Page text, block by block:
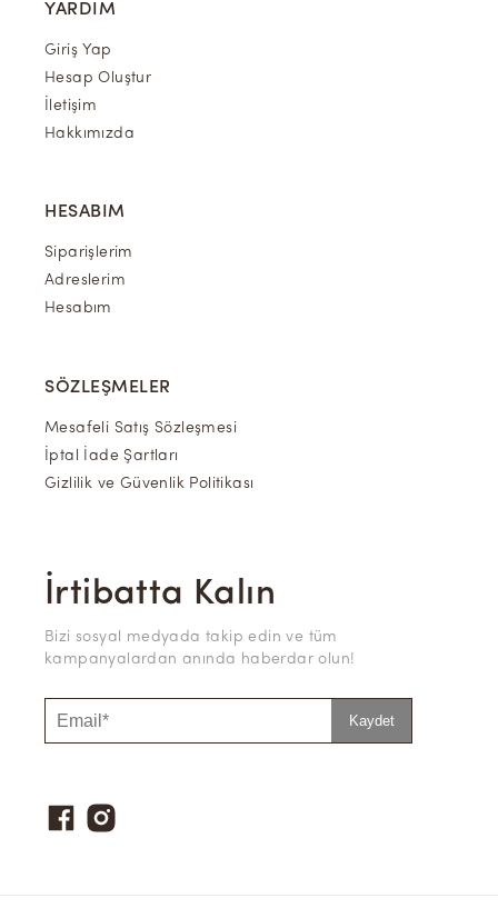
YARDIM
Giriş Yap
Hesap Oluştur
İletişim
Hakkımızda
HESABIM
Siparişlerim
Adreslerim
Hesabım
SÖZLEŞMELER
Mesafeli Satış Sözleşmesi
İptal İade Şartları
Gizlilik ve Güvenlik Politikası
İrtibatta Kalın
Bizi sosyal medyada takip edin ve tüm
kampanyalardan anında haberdar olun!
Kaydet